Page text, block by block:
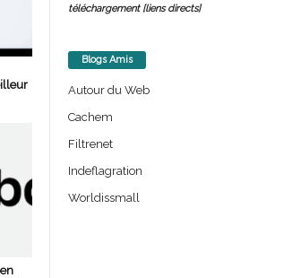
téléchargement [liens directs]
Blogs Amis
Autour du Web
Cachem
Filtrenet
Indeflagration
Worldissmall